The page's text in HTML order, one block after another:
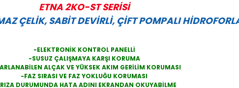
ETNA 2KO-ST SERİSİ
ÇELİK, SABİT DEVİRLİ, ÇİFT POMPALI
-ELEKTRONİK KONTROL PANELLİ
-SUSUZ ÇALIŞMAYA KARŞI KORUMA
ALÇAK VE YÜKSEK AKIM GERİLİM KORUMASI
-FAZ SIRASI VE FAZ YOKLUĞU KORUMASI
DURUMUNDA HATA ADINI EKRANDAN OKUYABİLME